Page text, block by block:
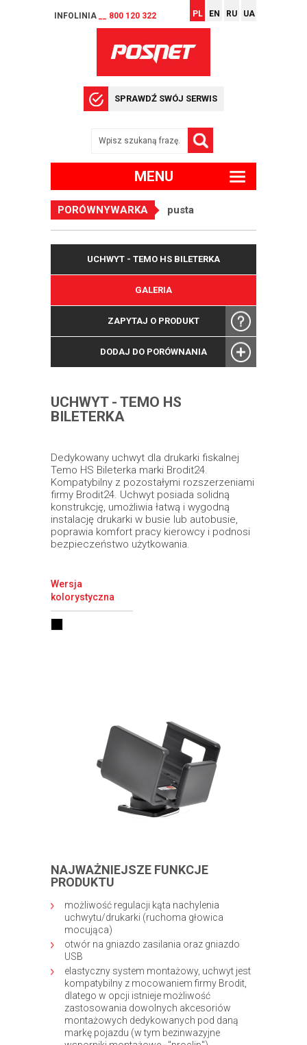
INFOLINIA __ 800 120 322 PL EN RU UA
SPRAWDŹ SWÓJ SERWIS
MENU
PORÓWNYWARKA pusta
UCHWYT - TEMO HS BILETERKA
GALERIA
ZAPYTAJ O PRODUKT
DODAJ DO PORÓWNANIA
UCHWYT - TEMO HS
BILETERKA
Dedykowany uchwyt dla drukarki fiskalnej
Temo HS Bileterka marki Brodit24.
Kompatybilny z pozostałymi rozszerzeniami
firmy Brodit24. Uchwyt posiada solidną
konstrukcję, umożliwia łatwą i wygodną
instalację drukarki w busie lub autobusie,
poprawia komfort pracy kierowcy i podnosi
bezpieczeństwo użytkowania.
Wersja
kolorystyczna
NAJWAŻNIEJSZE FUNKCJE
PRODUKTU
możliwość regulacji kąta nachylenia
uchwytu/drukarki (ruchoma głowica
mocująca)
otwór na gniazdo zasilania oraz gniazdo
USB
elastyczny system montażowy, uchwyt jest
kompatybilny z mocowaniem firmy Brodit,
dlatego w opcji istnieje możliwość
zastosowania dowolnych akcesoriów
montażowych dedykowanych pod daną
markę pojazdu (w tym bezinwazyjne